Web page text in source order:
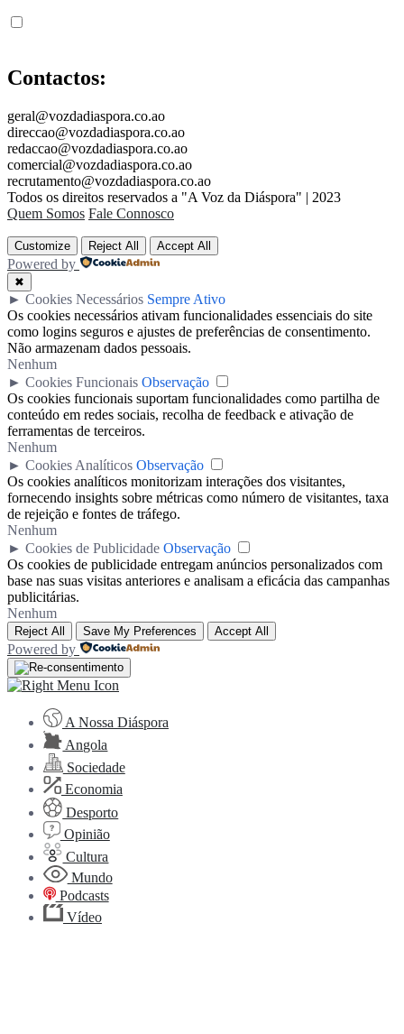
Contactos:
geral@vozdadiaspora.co.ao
direccao@vozdadiaspora.co.ao
redaccao@vozdadiaspora.co.ao
comercial@vozdadiaspora.co.ao
recrutamento@vozdadiaspora.co.ao
Todos os direitos reservados a "A Voz da Diáspora" | 2023
Quem Somos Fale Connosco
Customize Reject All Accept All
Powered by
✖
► Cookies Necessários Sempre Ativo
Os cookies necessários ativam funcionalidades essenciais do site
como logins seguros e ajustes de preferências de consentimento.
Não armazenam dados pessoais.
Nenhum
► Cookies Funcionais Observação
Os cookies funcionais suportam funcionalidades como partilha de
conteúdo em redes sociais, recolha de feedback e ativação de
ferramentas de terceiros.
Nenhum
► Cookies Analíticos Observação
Os cookies analíticos monitorizam interações dos visitantes,
fornecendo insights sobre métricas como número de visitantes, taxa
de rejeição e fontes de tráfego.
Nenhum
► Cookies de Publicidade Observação
Os cookies de publicidade entregam anúncios personalizados com
base nas suas visitas anteriores e analisam a eficácia das campanhas
publicitárias.
Nenhum
Reject All Save My Preferences Accept All
Powered by
A Nossa Diáspora
Angola
Sociedade
Economia
Desporto
Opinião
Cultura
Mundo
Podcasts
Vídeo